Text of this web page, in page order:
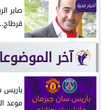
أخبار فنية
آخر
باريس
موعد